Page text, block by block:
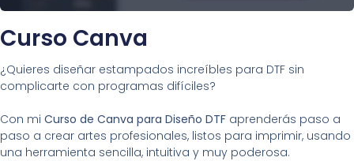
Curso Canva
¿Quieres diseñar estampados increíbles para DTF sin
complicarte con programas difíciles?
Con mi Curso de Canva para Diseño DTF aprenderás paso a
paso a crear artes profesionales, listos para imprimir, usando
una herramienta sencilla, intuitiva y muy poderosa.